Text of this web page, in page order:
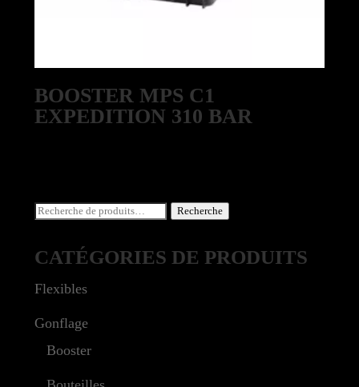
BOOSTER MPS C1
EXPEDITION 310 BAR
Recherche
Recherche
CATÉGORIES DE PRODUITS
Flexibles
Gonflage
Booster